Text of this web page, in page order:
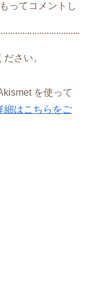
ってコメントし
ださい。
を使って
細はこちらをご